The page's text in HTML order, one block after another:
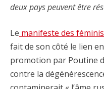
deux pays peuvent être
Le manifeste des
fait de son côté le lien
promotion par Poutine
contre la